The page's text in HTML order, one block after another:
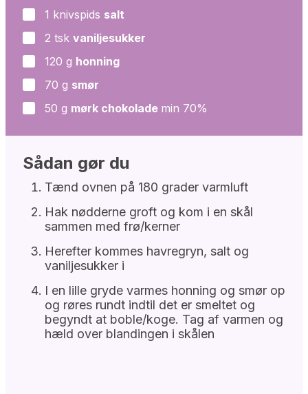
▢
1 knivspids salt
▢
2 tsk vaniljesukker
▢
120 g honning
▢
70 g smør
▢
50 g mørk chokolade min 70%
Sådan gør du
Tænd ovnen på 180 grader varmluft
Hak nødderne groft og kom i en skål
sammen med frø/kerner
Herefter kommes havregryn, salt og
vaniljesukker i
I en lille gryde varmes honning og smør op
og røres rundt indtil det er smeltet og
begyndt at boble/koge. Tag af varmen og
hæld over blandingen i skålen